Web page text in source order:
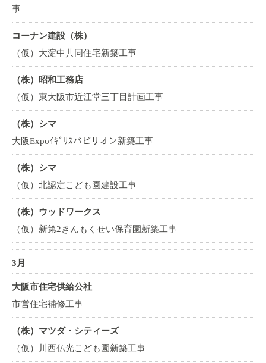
事
コーナン建設（株）
（仮）大淀中共同住宅新築工事
（株）昭和工務店
（仮）東大阪市近江堂三丁目計画工事
（株）シマ
大阪Expoｲｷﾞﾘｽパビリオン新築工事
（株）シマ
（仮）北認定こども園建設工事
（株）ウッドワークス
（仮）新第2きんもくせい保育園新築工事
3月
大阪市住宅供給公社
市営住宅補修工事
（株）マツダ・シティーズ
（仮）川西仏光こども園新築工事